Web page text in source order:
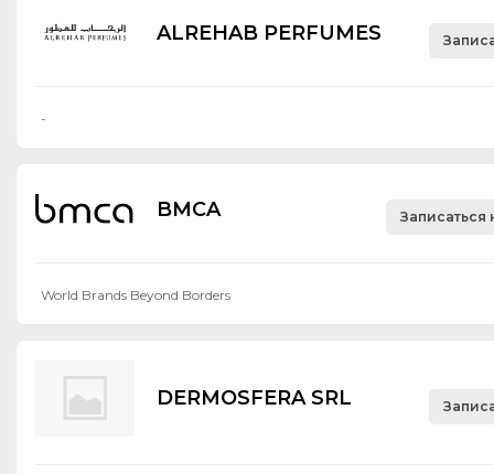
ALREHAB PERFUMES
-
BMCA Записаться
World Brands Beyond Borders
DERMOSFERA SRL